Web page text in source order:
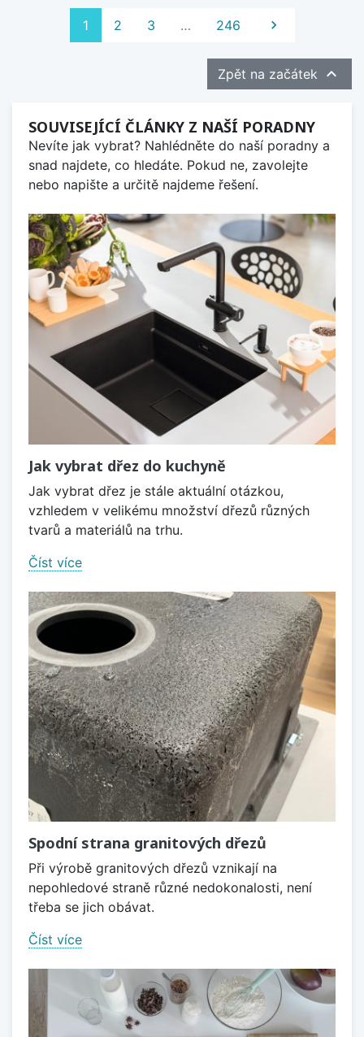
1 2 3 … 246 Další

Zpět na začátek 
SOUVISEJÍCÍ ČLÁNKY Z NAŠÍ PORADNY
Nevíte jak vybrat? Nahlédněte do naší poradny a
snad najdete, co hledáte. Pokud ne, zavolejte
nebo napište a určitě najdeme řešení.
Jak vybrat dřez do kuchyně
Jak vybrat dřez je stále aktuální otázkou,
vzhledem v velikému množství dřezů různých
tvarů a materiálů na trhu.
Číst více
Spodní strana granitových dřezů
Při výrobě granitových dřezů vznikají na
nepohledové straně různé nedokonalosti, není
třeba se jich obávat.
Číst více